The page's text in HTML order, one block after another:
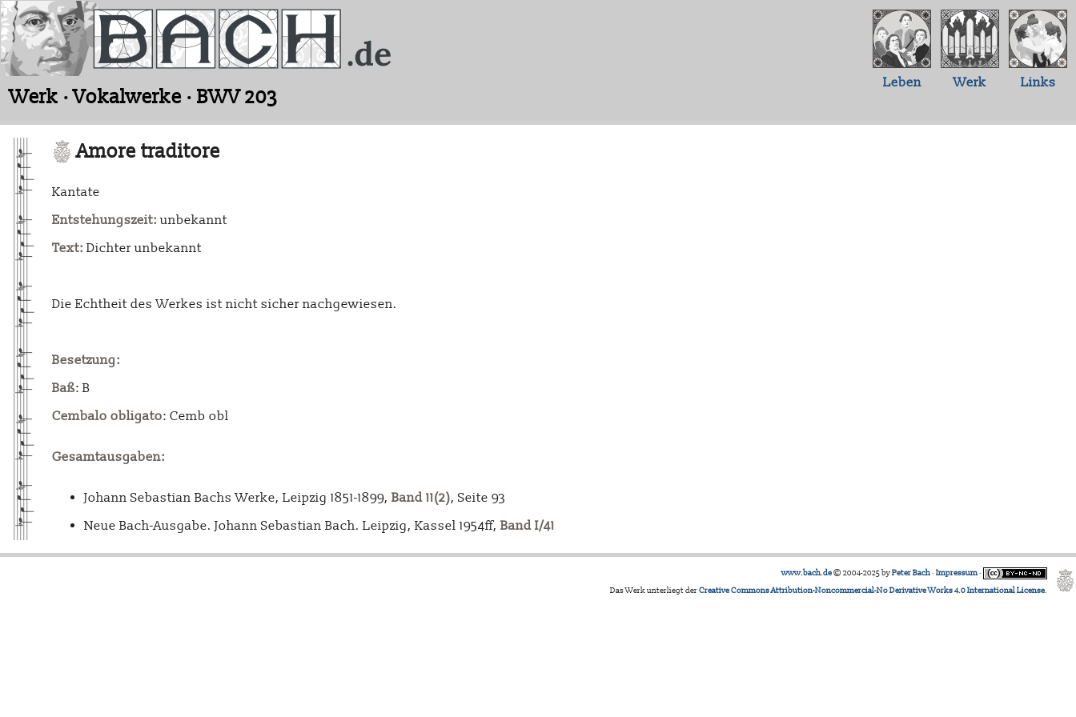
Werk · Vokalwerke · BWV 203
Leben Werk Links
Amore traditore
Kantate
Entstehungszeit: unbekannt
Text: Dichter unbekannt
Die Echtheit des Werkes ist nicht sicher nachgewiesen.
Besetzung:
Baß: B
Cembalo obligato: Cemb obl
Gesamtausgaben:
Johann Sebastian Bachs Werke, Leipzig 1851-1899, Band 11(2), Seite 93
Neue Bach-Ausgabe. Johann Sebastian Bach. Leipzig, Kassel 1954ff, Band I/41
www.bach.de© 2004-2025 byPeter Bach· Impressum·
Das Werk unterliegt derCreative Commons Attribution-Noncommercial-No Derivative Works 4.0 International License.